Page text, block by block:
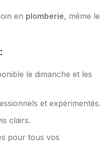
en plomberie, même le
le dimanche et les
et expérimentés.
clairs.
pour tous vos